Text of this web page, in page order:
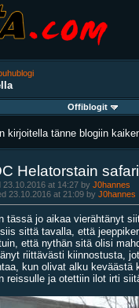
Offiblogit
kirjoitella tänne blogiin
Helatorstain
23.10.2016 at 14:27 by J0hannes
23.10.2016 at 21:09 by J0hannes
tässä jo aikaa vierähtänyt
sittä tavalla, että
että nythän sitä olisi
riittävästi kiinnostusta,
kun olivat alku keväästä
reissulle ja otettiin ilot irti